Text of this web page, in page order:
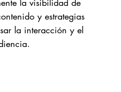
y estrategias
la interacción y el